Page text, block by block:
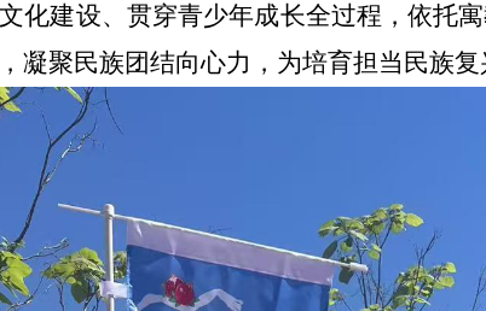
化建设、贯穿青少年成长全过程，依托
凝聚民族团结向心力，为培育担当民族复